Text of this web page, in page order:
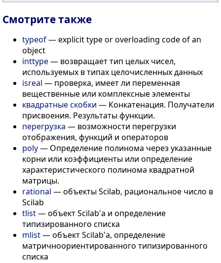
Смотрите также
typeof— explicit type or overloading code of an
object
inttype— возвращает тип целых чисел,
используемых в типах целочисленных данных
isreal — проверка, имеет ли переменная
вещественные или комплексные элементы
квадратные скобки — Конкатенация. Получатели
присвоения. Результаты функции.
перегрузка — возможности перегрузки
отображения, функций и операторов
poly— Определение полинома через указанные
корни или коэффициенты или определение
характеристического полинома квадратной
матрицы.
rational — объекты Scilab, рациональное число в
Scilab
tlist— объект Scilab'а и определение
типизированного списка
mlist— объект Scilab'а, определение
матричноориентированного типизированного
списка